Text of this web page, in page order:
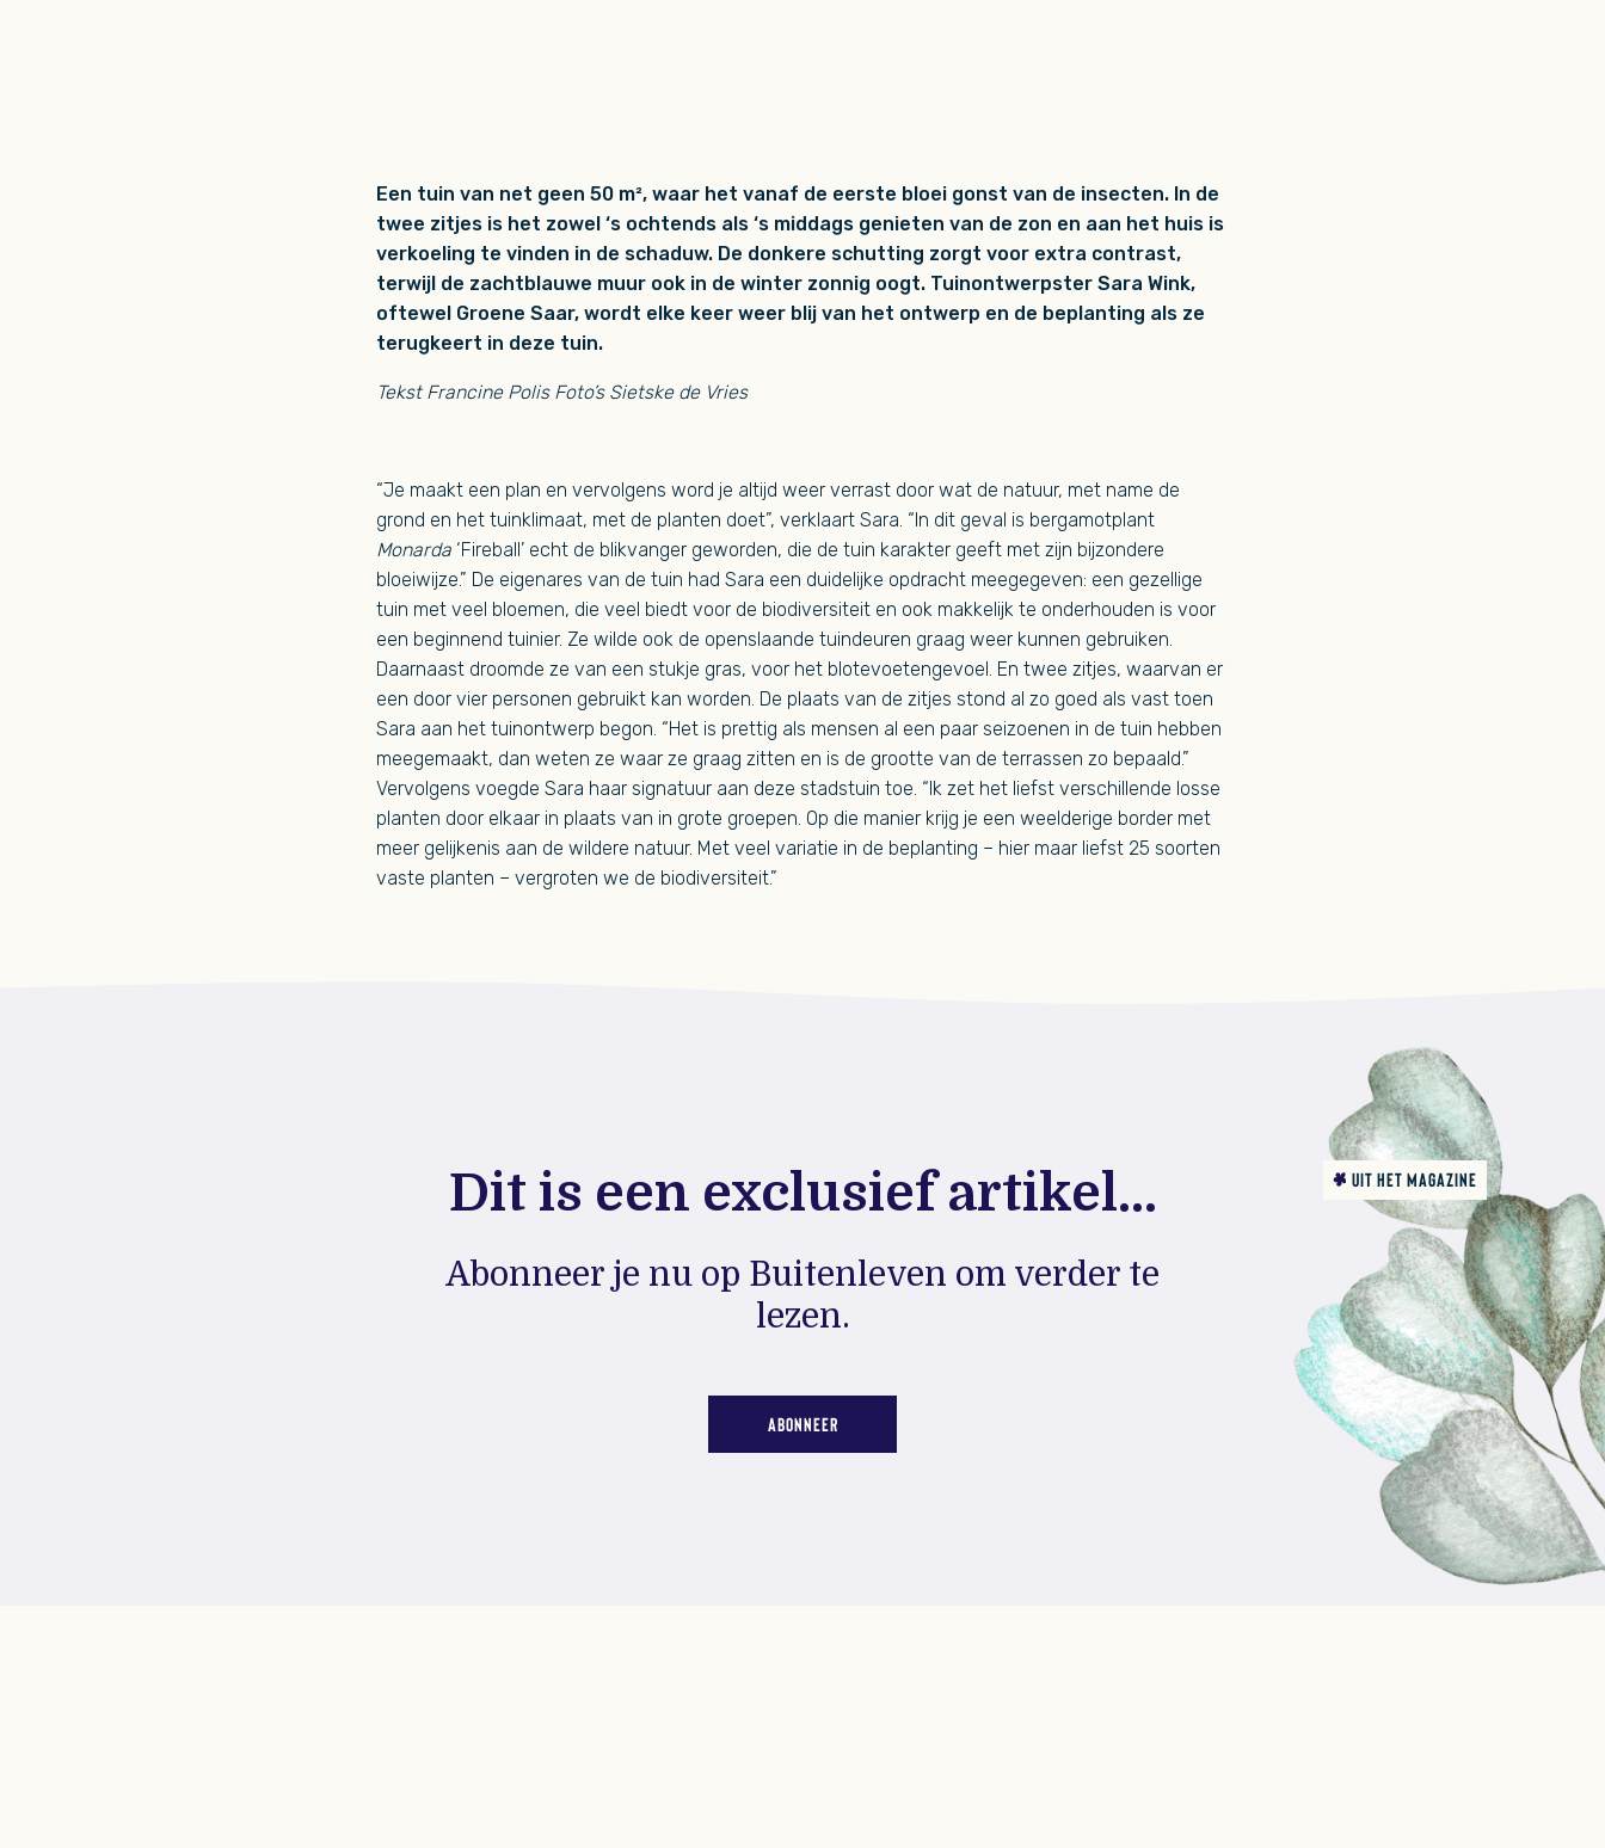
Een tuin van net geen 50 m², waar het vanaf de eerste bloei gonst van de insecten. In de
twee zitjes is het zowel ‘s ochtends als ‘s middags genieten van de zon en aan het huis is
verkoeling te vinden in de schaduw. De donkere schutting zorgt voor extra contrast,
terwijl de zachtblauwe muur ook in de winter zonnig oogt. Tuinontwerpster Sara Wink,
oftewel Groene Saar, wordt elke keer weer blij van het ontwerp en de beplanting als ze
terugkeert in deze tuin.
Tekst Francine Polis Foto’s Sietske de Vries
“Je maakt een plan en vervolgens word je altijd weer verrast door wat de natuur, met name de
grond en het tuinklimaat, met de planten doet”, verklaart Sara. “In dit geval is bergamotplant
Monarda‘Fireball’ echt de blikvanger geworden, die de tuin karakter geeft met zijn bijzondere
bloeiwijze.” De eigenares van de tuin had Sara een duidelijke opdracht meegegeven: een gezellige
tuin met veel bloemen, die veel biedt voor de biodiversiteit en ook makkelijk te onderhouden is voor
een beginnend tuinier. Ze wilde ook de openslaande tuindeuren graag weer kunnen gebruiken.
Daarnaast droomde ze van een stukje gras, voor het blotevoetengevoel. En twee zitjes, waarvan er
een door vier personen gebruikt kan worden. De plaats van de zitjes stond al zo goed als vast toen
Sara aan het tuinontwerp begon. “Het is prettig als mensen al een paar seizoenen in de tuin hebben
meegemaakt, dan weten ze waar ze graag zitten en is de grootte van de terrassen zo bepaald.”
Vervolgens voegde Sara haar signatuur aan deze stadstuin toe. “Ik zet het liefst verschillende losse
planten door elkaar in plaats van in grote groepen. Op die manier krijg je een weelderige border met
meer gelijkenis aan de wildere natuur. Met veel variatie in de beplanting – hier maar liefst 25 soorten
vaste planten – vergroten we de biodiversiteit.”
Dit is een exclusief artikel...
Abonneer je nu op Buitenleven om verder te
lezen.
ABONNEER
UIT HET MAGAZINE